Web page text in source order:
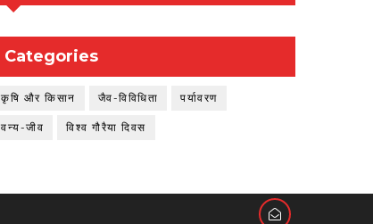
Categories
कृषि और किसान जैव-विविधिता पर्यावरण
वन्य-जीव विश्व गौरैया दिवस